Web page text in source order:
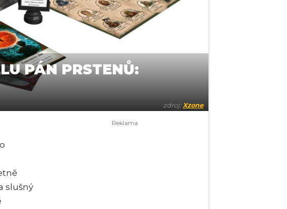
zdroj: Xzone
PÁN PRSTENŮ:
slušný